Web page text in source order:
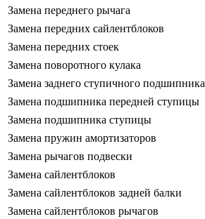
Замена переднего рычага
Замена передних сайлентблоков
Замена передних стоек
Замена поворотного кулака
Замена заднего ступичного подшипника
Замена подшипника передней ступицы
Замена подшипника ступицы
Замена пружин амортизаторов
Замена рычагов подвески
Замена сайлентблоков
Замена сайлентблоков задней балки
Замена сайлентблоков рычагов